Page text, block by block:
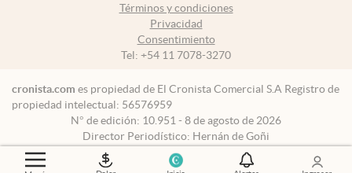
Términos y condiciones
Privacidad
Consentimiento
Tel: +54 11 7078-3270
cronista.com es propiedad de El Cronista Comercial S.A Registro de
propiedad intelectual: 56576959
N° de edición: 10.951 - 8 de agosto de 2026
Director Periodístico: Hernán de Goñi